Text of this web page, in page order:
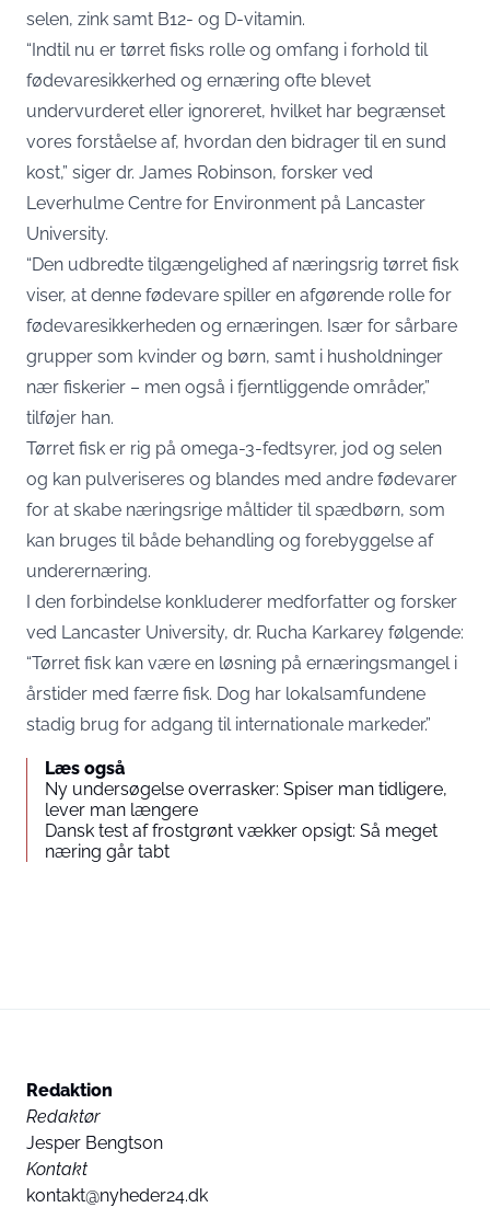
selen, zink samt B12- og D-vitamin.
“Indtil nu er tørret fisks rolle og omfang i forhold til
fødevaresikkerhed og ernæring ofte blevet
undervurderet eller ignoreret, hvilket har begrænset
vores forståelse af, hvordan den bidrager til en sund
kost,” siger dr. James Robinson, forsker ved
Leverhulme Centre for Environment på Lancaster
University.
“Den udbredte tilgængelighed af næringsrig tørret fisk
viser, at denne fødevare spiller en afgørende rolle for
fødevaresikkerheden og ernæringen. Især for sårbare
grupper som kvinder og børn, samt i husholdninger
nær fiskerier – men også i fjerntliggende områder,”
tilføjer han.
Tørret fisk er rig på omega-3-fedtsyrer, jod og selen
og kan pulveriseres og blandes med andre fødevarer
for at skabe næringsrige måltider til spædbørn, som
kan bruges til både behandling og forebyggelse af
underernæring.
I den forbindelse konkluderer medforfatter og forsker
ved Lancaster University, dr. Rucha Karkarey følgende:
“Tørret fisk kan være en løsning på ernæringsmangel i
årstider med færre fisk. Dog har lokalsamfundene
stadig brug for adgang til internationale markeder.”
Læs også
Ny undersøgelse overrasker: Spiser man tidligere,
lever man længere
Dansk test af frostgrønt vækker opsigt: Så meget
næring går tabt
Redaktion
Redaktør
Jesper Bengtson
Kontakt
kontakt@nyheder24.dk